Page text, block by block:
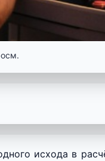
исхода в